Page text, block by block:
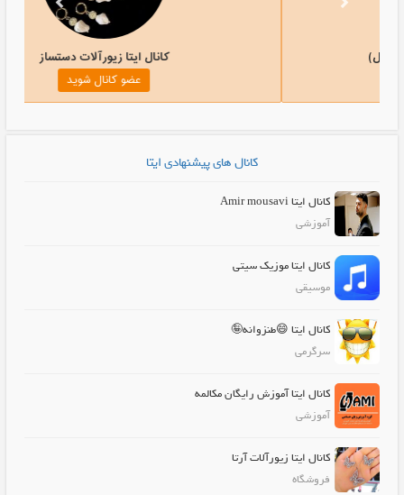
کانال ایتا محله اسلامی(شهرک وصال)
کانال های پیشنهادی ایتا
کانال ایتا Amir mousavi
آموزشی
کانال ایتا موزیک سیتی
موسیقی
کانال ایتا 😄طنزوانه🤪
سرگرمی
کانال ایتا آموزش رایگان مکالمه
آموزشی
کانال ایتا زیورآلات آرتا
فروشگاه